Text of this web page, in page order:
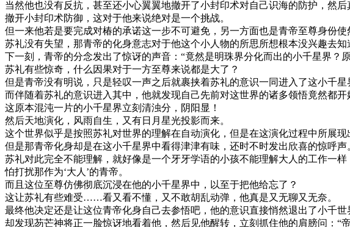
当然他也没有反抗，甚至还小心翼翼地撤开了小封印术对自己识海的防护，然后
撤开小封印术防御，这对于他来说绝对是一个挑战。
但一来他若是要完成对椿的承诺这一步不可避免，另一方面也是青帝至尊身份使
苏礼没有失望，那青帝的化身意志对于他这个小人物的所思所想根本没兴趣去
下一刻，青帝的分念发出了惊讶的声音：“竟然是明珠界分化而出的小千星界
苏礼有些惊奇，什么因果对于一方至尊来说都是大了？
但是青帝没有明说，只是轻叹一声之后就裹挟着苏礼的意识一同进入了这小千
而伴随着苏礼的意识进入其中，他就发现自己先前对这世界的诸多领悟竟然都开
这原本混沌一片的小千星界立刻清浊分，阴阳显！
然后天地演化，风雨自生，又有日月星光投影而来。
这个世界似乎是按照苏礼对世界的理解在自动演化，但是在这演化过程中所展
但是那青帝化身却是在这小千星界中看得津津有味，还时不时发出欣喜的惊呼声
苏礼对此完全不能理解，就好像是一个牙牙学语的小孩不能理解大人的工作一
怕打扰那作为‘大人’的青帝。
而且这位至尊仿佛彻底沉浸在他的小千星界中，以至于把他给忘了？
这让苏礼有些难受……看又看不懂，又不敢胡乱动弹，他真是又无聊又无奈。
最终他决定还是让这位青帝化身自己去参悟吧，他的意识直接悄然退出了小千世
却发现芴芒神将正一脸惊讶地看着他，然后见他醒转，立刻抓住他的肩膀问：“